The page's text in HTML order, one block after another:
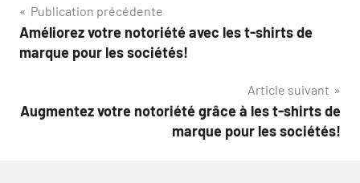
Navigation
de
Publication précédente
Améliorez votre notoriété avec les t-shirts de
marque pour les sociétés!
Article suivant
Augmentez votre notoriété grâce à les t-shirts de
marque pour les sociétés!